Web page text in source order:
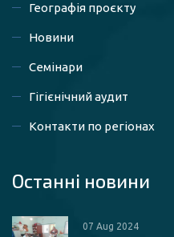
Географія проєкту
Новини
Семінари
Гігієнічний аудит
Контакти по регіонах
Останні новини
07 Aug 2024